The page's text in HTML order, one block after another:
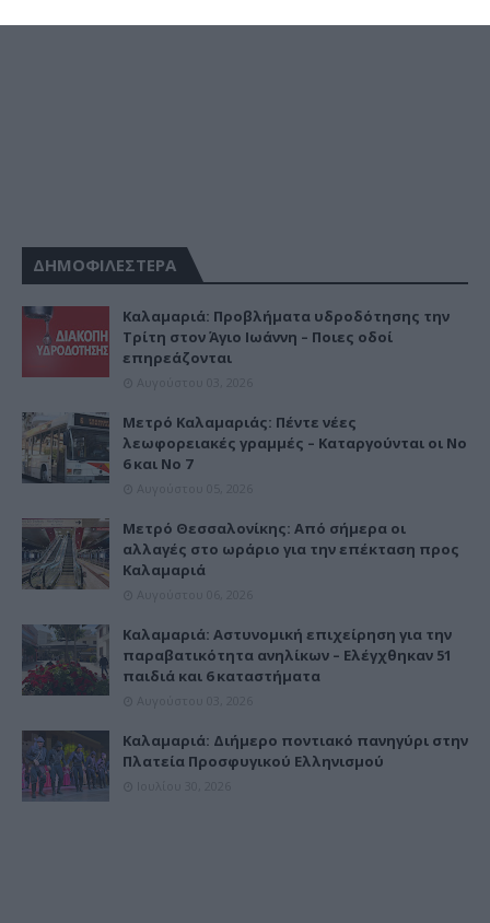
ΔΗΜΟΦΙΛΕΣΤΕΡΑ
Καλαμαριά: Προβλήματα υδροδότησης την
Τρίτη στον Άγιο Ιωάννη – Ποιες οδοί
επηρεάζονται
Μετρό Καλαμαριάς: Πέντε νέες
λεωφορειακές γραμμές – Καταργούνται οι Νο
6 και Νο 7
Μετρό Θεσσαλονίκης: Από σήμερα οι
αλλαγές στο ωράριο για την επέκταση προς
Καλαμαριά
Καλαμαριά: Αστυνομική επιχείρηση για την
παραβατικότητα ανηλίκων – Ελέγχθηκαν 51
παιδιά και 6 καταστήματα
Καλαμαριά: Διήμερο ποντιακό πανηγύρι στην
Πλατεία Προσφυγικού Ελληνισμού